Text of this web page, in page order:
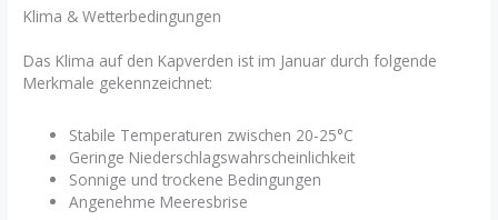
Klima & Wetterbedingungen
Das Klima auf den Kapverden ist im Januar durch folgende
Merkmale gekennzeichnet:
Stabile Temperaturen zwischen 20-25°C
Geringe Niederschlagswahrscheinlichkeit
Sonnige und trockene Bedingungen
Angenehme Meeresbrise